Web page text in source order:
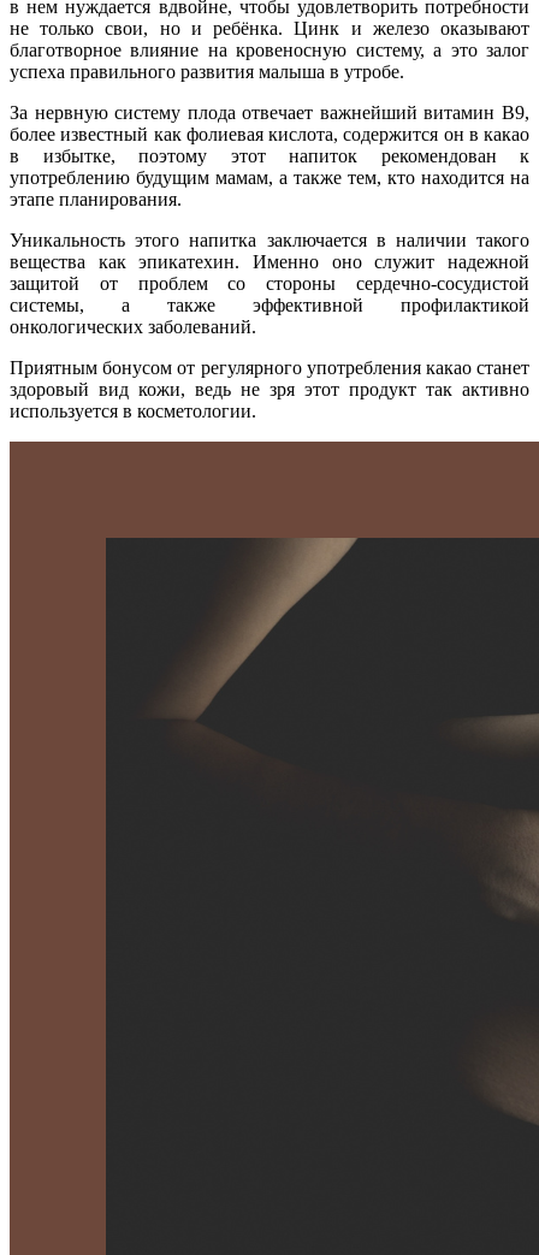
в нем нуждается вдвойне, чтобы удовлетворить потребности
не только свои, но и ребёнка. Цинк и железо оказывают
благотворное влияние на кровеносную систему, а это залог
успеха правильного развития малыша в утробе.
За нервную систему плода отвечает важнейший витамин В9,
более известный как фолиевая кислота, содержится он в какао
в избытке, поэтому этот напиток рекомендован к
употреблению будущим мамам, а также тем, кто находится на
этапе планирования.
Уникальность этого напитка заключается в наличии такого
вещества как эпикатехин. Именно оно служит надежной
защитой от проблем со стороны сердечно-сосудистой
системы, а также эффективной профилактикой
онкологических заболеваний.
Приятным бонусом от регулярного употребления какао станет
здоровый вид кожи, ведь не зря этот продукт так активно
используется в косметологии.